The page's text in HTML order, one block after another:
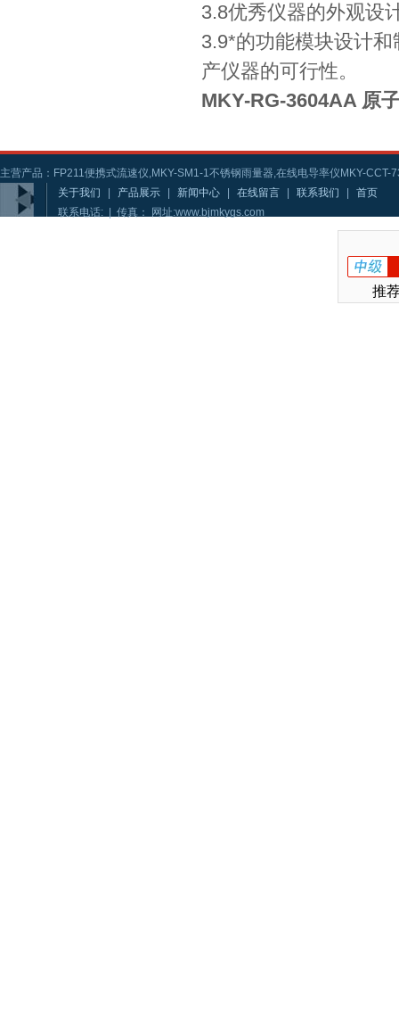
3.8优秀仪器的外观设
3.9*的功能模块设计
产仪器的可行性。
MKY-RG-3604AA 原
主营产品：FP211便携式流速仪,MKY-SM1-1不锈钢雨量器,在线电导率仪MKY-CCT-
关于我们
产品展示 新闻中心 在线留言 联系我们
首页
联系电话: | 传真： 网址:www.bjmkygs.com
推